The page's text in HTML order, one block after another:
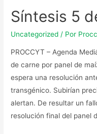
Síntesis 5
Uncategorized / Por
PROCCYT – Agenda
de carne por panel de
espera una resolución
transgénico. Subirían
alertan. De resultar un
resolución final del panel